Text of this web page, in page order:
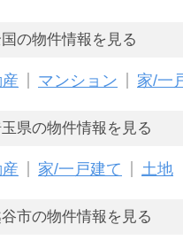
の物件情報を見る
マンション 家/一
県の物件情報を見る
家/一戸建て 土地
市の物件情報を見る